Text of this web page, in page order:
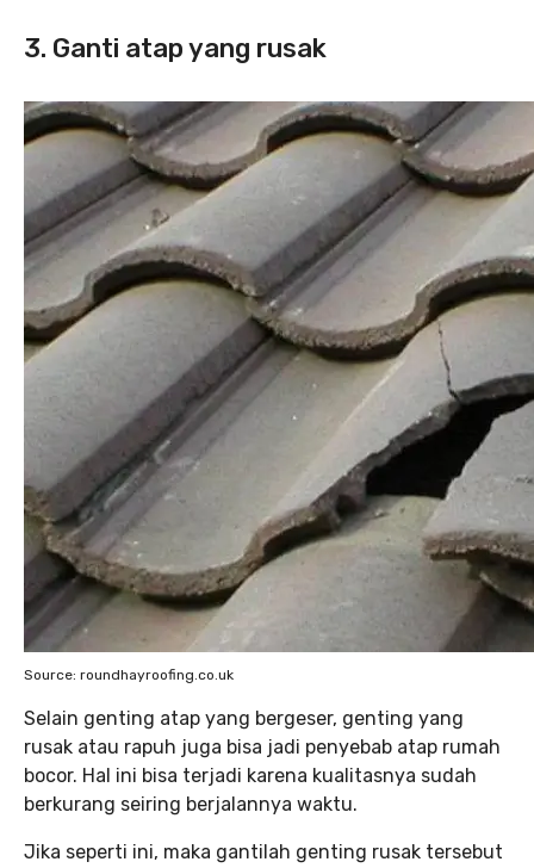
3. Ganti atap yang rusak
Source: roundhayroofing.co.uk
Selain genting atap yang bergeser, genting yang
rusak atau rapuh juga bisa jadi penyebab atap rumah
bocor. Hal ini bisa terjadi karena kualitasnya sudah
berkurang seiring berjalannya waktu.
Jika seperti ini, maka gantilah genting rusak tersebut